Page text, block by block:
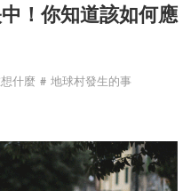
！你知道該如何應
什麼 # 地球村發生的事